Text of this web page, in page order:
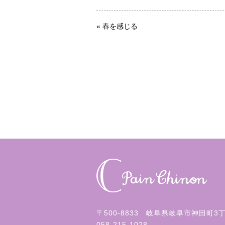
« 春を感じる
〒500-8833 岐阜県岐阜市神田町3